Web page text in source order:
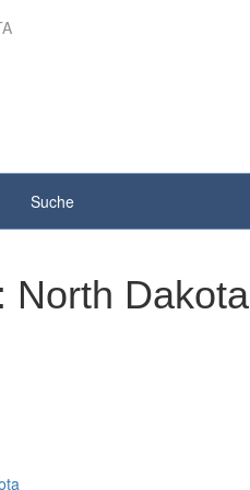
Suche
North Dakota